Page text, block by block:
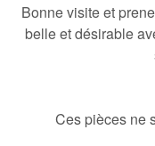
Bonne visite et
belle et désirable
Ces pièces ne